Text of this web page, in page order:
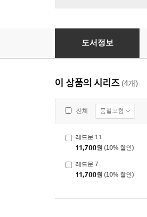
레드문 1
도서정보
이 상품의 시리즈 (4개)
전체 품절포함
레드문 11
11,700원 (10% 할인)
레드문 7
11,700원 (10% 할인)